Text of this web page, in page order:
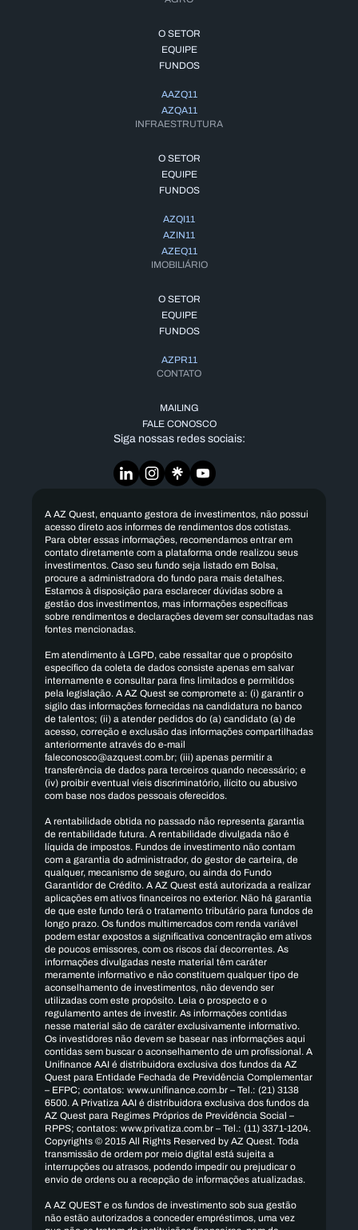
O SETOR
EQUIPE
FUNDOS
AAZQ11
AZQA11
INFRAESTRUTURA
O SETOR
EQUIPE
FUNDOS
AZQI11
AZIN11
AZEQ11
IMOBILIÁRIO
O SETOR
EQUIPE
FUNDOS
AZPR11
CONTATO
MAILING
FALE CONOSCO
Siga nossas redes sociais:
A AZ Quest, enquanto gestora de investimentos, não possui
acesso direto aos informes de rendimentos dos cotistas.
Para obter essas informações, recomendamos entrar em
contato diretamente com a plataforma onde realizou seus
investimentos. Caso seu fundo seja listado em Bolsa,
procure a administradora do fundo para mais detalhes.
Estamos à disposição para esclarecer dúvidas sobre a
gestão dos investimentos, mas informações específicas
sobre rendimentos e declarações devem ser consultadas nas
fontes mencionadas.
Em atendimento à LGPD, cabe ressaltar que o propósito
específico da coleta de dados consiste apenas em salvar
internamente e consultar para fins limitados e permitidos
pela legislação. A AZ Quest se compromete a: (i) garantir o
sigilo das informações fornecidas na candidatura no banco
de talentos; (ii) a atender pedidos do (a) candidato (a) de
acesso, correção e exclusão das informações compartilhadas
anteriormente através do e-mail
faleconosco@azquest.com.br; (iii) apenas permitir a
transferência de dados para terceiros quando necessário; e
(iv) proibir eventual víeis discriminatório, ilícito ou abusivo
com base nos dados pessoais oferecidos.
A rentabilidade obtida no passado não representa garantia
de rentabilidade futura. A rentabilidade divulgada não é
líquida de impostos. Fundos de investimento não contam
com a garantia do administrador, do gestor de carteira, de
qualquer, mecanismo de seguro, ou ainda do Fundo
Garantidor de Crédito. A AZ Quest está autorizada a realizar
aplicações em ativos financeiros no exterior. Não há garantia
de que este fundo terá o tratamento tributário para fundos de
longo prazo. Os fundos multimercados com renda variável
podem estar expostos a significativa concentração em ativos
de poucos emissores, com os riscos daí decorrentes. As
informações divulgadas neste material têm caráter
meramente informativo e não constituem qualquer tipo de
aconselhamento de investimentos, não devendo ser
utilizadas com este propósito. Leia o prospecto e o
regulamento antes de investir. As informações contidas
nesse material são de caráter exclusivamente informativo.
Os investidores não devem se basear nas informações aqui
contidas sem buscar o aconselhamento de um profissional. A
Unifinance AAI é distribuidora exclusiva dos fundos da AZ
Quest para Entidade Fechada de Previdência Complementar
– EFPC; contatos: www.unifinance.com.br – Tel.: (21) 3138
6500. A Privatiza AAI é distribuidora exclusiva dos fundos da
AZ Quest para Regimes Próprios de Previdência Social –
RPPS; contatos: www.privatiza.com.br – Tel.: (11) 3371-1204.
Copyrights ©️ 2015 All Rights Reserved by AZ Quest. Toda
transmissão de ordem por meio digital está sujeita a
interrupções ou atrasos, podendo impedir ou prejudicar o
envio de ordens ou a recepção de informações atualizadas.
A AZ QUEST e os fundos de investimento sob sua gestão
não estão autorizados a conceder empréstimos, uma vez